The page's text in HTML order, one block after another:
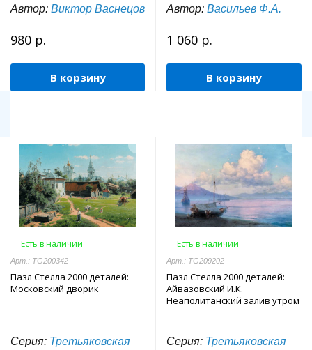
Автор: Виктор Васнецов
980 р.
В корзину
Автор: Васильев Ф.А.
1 060 р.
В корзину
Есть в наличии
Арт.: TG200342
Пазл Стелла 2000 деталей:
Московский дворик
Серия: Третьяковская
Есть в наличии
Арт.: TG209202
Пазл Стелла 2000 деталей:
Айвазовский И.К.
Неаполитанский залив утром
Серия: Третьяковская